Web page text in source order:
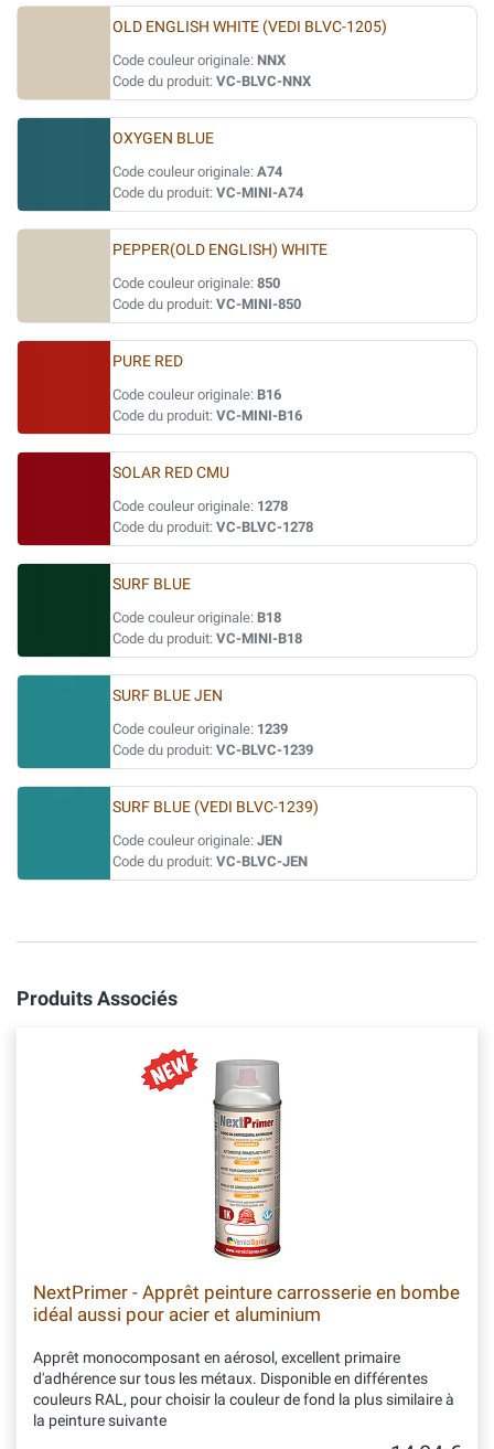
OLD ENGLISH WHITE (VEDI BLVC-1205)
Code couleur originale: NNX
Code du produit: VC-BLVC-NNX
OXYGEN BLUE
Code couleur originale: A74
Code du produit: VC-MINI-A74
PEPPER(OLD ENGLISH) WHITE
Code couleur originale: 850
Code du produit: VC-MINI-850
PURE RED
Code couleur originale: B16
Code du produit: VC-MINI-B16
SOLAR RED CMU
Code couleur originale: 1278
Code du produit: VC-BLVC-1278
SURF BLUE
Code couleur originale: B18
Code du produit: VC-MINI-B18
SURF BLUE JEN
Code couleur originale: 1239
Code du produit: VC-BLVC-1239
SURF BLUE (VEDI BLVC-1239)
Code couleur originale: JEN
Code du produit: VC-BLVC-JEN
Produits Associés
NextPrimer - Apprêt peinture carrosserie en bombe
idéal aussi pour acier et aluminium
Apprêt monocomposant en aérosol, excellent primaire
d'adhérence sur tous les métaux. Disponible en différentes
couleurs RAL, pour choisir la couleur de fond la plus similaire à
la peinture suivante